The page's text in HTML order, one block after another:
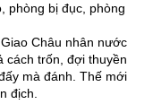
phòng bị đục, phòng
Châu nhân nước
cách trốn, đợi thuyền
mà đánh. Thế mới
địch.